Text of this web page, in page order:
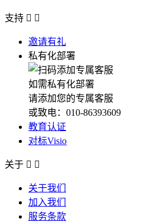
支持  
邀请有礼
私有化部署
如需私有化部署
请添加您的专属客服
或致电：010-86393609
教育认证
对标Visio
关于  
关于我们
加入我们
服务条款